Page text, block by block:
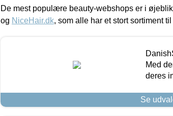
De mest populære beauty-webshops er i
og NiceHair.dk, som alle har et stort sortiment
Med
deres
Se